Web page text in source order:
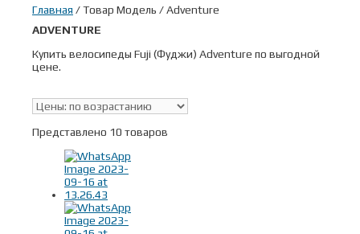
Главная / Товар Модель / Adventure
ADVENTURE
Купить велосипеды Fuji (Фуджи) Adventure по выгодной
цене.
Скидки(9)
Поиск по цене
Представлено 10 товаров